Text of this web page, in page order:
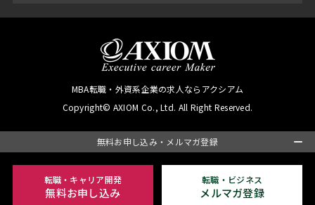
無料お申し込み・メルマガ登録
転職・キャリア開発
無料お申し込み
転職・ビジネス
メルマガ登録
MBA転職・外資系企業の求人ならアクシアム
Copyright© AXIOM Co., Ltd. All Right Reserved.